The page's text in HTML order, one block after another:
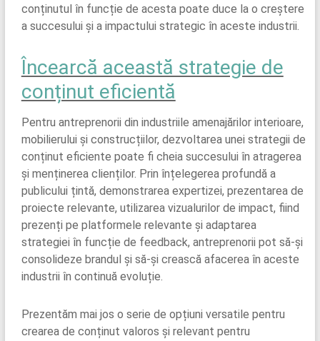
conținutul în funcție de acesta poate duce la o creștere
a succesului și a impactului strategic în aceste industrii.
Încearcă această strategie de
conținut eficientă
Pentru antreprenorii din industriile amenajărilor interioare,
mobilierului și construcțiilor, dezvoltarea unei strategii de
conținut eficiente poate fi cheia succesului în atragerea
și menținerea clienților. Prin înțelegerea profundă a
publicului țintă, demonstrarea expertizei, prezentarea de
proiecte relevante, utilizarea vizualurilor de impact, fiind
prezenți pe platformele relevante și adaptarea
strategiei în funcție de feedback, antreprenorii pot să-și
consolideze brandul și să-și crească afacerea în aceste
industrii în continuă evoluție.
Prezentăm mai jos o serie de opțiuni versatile pentru
crearea de conținut valoros și relevant pentru